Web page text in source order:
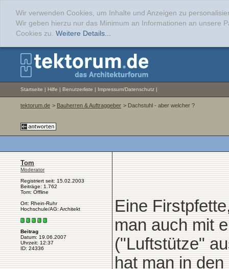
Wir verwenden Cookies, um Inhalte und Anzeigen zu
Wir geben hierzu nur das Minimum an Informationen an unsere
Cookies zu. Weitere Details...
Startseite | Hilfe | Benutzerliste | Impressum/Datenschutz |
tektorum.de > Bauherren & Auftraggeber > Dachstuhl - aber welcher ?
Tom
Moderator
Registriert seit: 15.02.2003
Beiträge: 1.762
Tom: Offline
Ort: Rhein-Ruhr
Hochschule/AG: Architekt
Beitrag
Datum: 19.06.2007
Uhrzeit: 12:37
ID: 24336
Eine
man auch mit
("Luftstütze"
hat man in